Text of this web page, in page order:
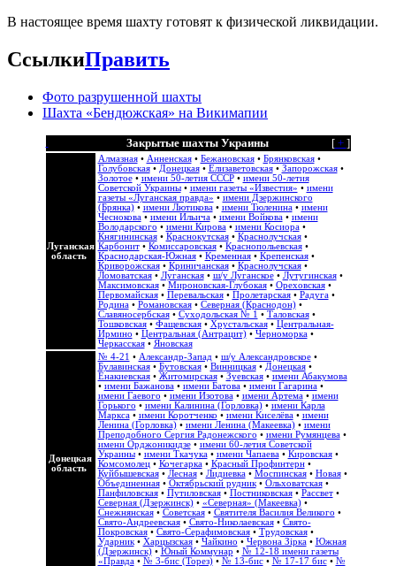
В настоящее время шахту готовят к физической ликвидации.
СсылкиПравить
Фото разрушенной шахты
Шахта «Бендюжская» на Викимапии
[+ ]
Закрытые шахты Украины
Луганская
область
Алмазная• Анненская• Бежановская• Брянковская•
Голубовская• Донецкая• Елизаветовская• Запорожская•
Золотое• имени 50-летия СССР• имени 50-летия
Советской Украины• имени газеты «Известия» • имени
газеты «Луганская правда» • имени Дзержинского
(Брянка)• имени Лютикова• имени Тюленина• имени
Чеснокова• имени Ильича• имени Войкова• имени
Володарского • имени Кирова• имени Косиора•
Княгининская• Краснокутская• Краснолучская•
Карбонит• Комиссаровская• Краснопольевская•
Краснодарская-Южная• Кременная• Крепенская•
Криворожская• Криничанская• Краснолучская•
Ломоватская• Луганская• ш/у Луганское• Лутугинская•
Максимовская• Мироновская-Глубокая• Ореховская•
Первомайская• Перевальская• Пролетарская• Радуга•
Родина• Романовская• Северная (Краснодон)•
Славяносербская• Суходольская № 1 • Таловская•
Тошковская• Фащевская• Хрустальская• Центральная-
Ирмино • Центральная (Антрацит)• Черноморка•
Черкасская• Яновская
Донецкая
область
№ 4-21 • Александр-Запад • ш/у Александровское•
Булавинская• Бутовская• Винницкая• Донецкая•
Енакиевская• Житомирская• Зуевская• имени Абакумова
• имени Бажанова• имени Батова• имени Гагарина•
имени Гаевого • имени Изотова• имени Артема• имени
Горького • имени Калинина (Горловка)• имени Карла
Маркса• имени Коротченко • имени Киселёва• имени
Ленина (Горловка)• имени Ленина (Макеевка)• имени
Преподобного Сергия Радонежского • имени Румянцева•
имени Орджоникидзе• имени 60-летия Советской
Украины• имени Ткачука• имени Чапаева• Кировская•
Комсомолец• Кочегарка• Красный Профинтерн•
Куйбышевская• Лесная• Лидиевка• Моспинская• Новая•
Объединенная• Октябрьский рудник• Ольховатская•
Панфиловская• Путиловская• Постниковская• Рассвет•
Северная (Дзержинск)• «Северная» (Макеевка)•
Снежнянская• Советская• Святителя Василия Великого •
Свято-Андреевская• Свято-Николаевская• Свято-
Покровская• Свято-Серафимовская• Трудовская•
Ударник• Харцызская• Чайкино • Червона Зірка• Южная
(Дзержинск)• Юный Коммунар • № 12-18 имени газеты
«Правда• № 3-бис (Торез)• № 13-бис• № 17-17 бис• №